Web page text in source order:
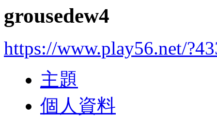
grousedew4
https://www.play56.net/
主題
個人資料